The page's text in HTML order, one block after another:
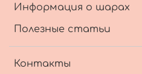
Информация о шарах
Полезные статьи
Контакты